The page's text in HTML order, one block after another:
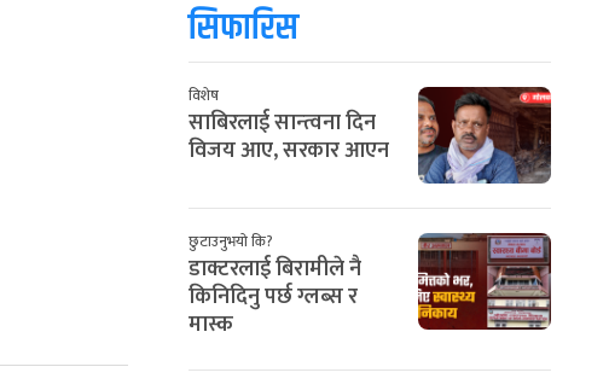
सिफारिस
विशेष
साबिरलाई सान्त्वना दिन
विजय आए, सरकार आएन
छुटाउनुभयो कि?
डाक्टरलाई बिरामीले नै
किनिदिनु पर्छ ग्लब्स र
मास्क